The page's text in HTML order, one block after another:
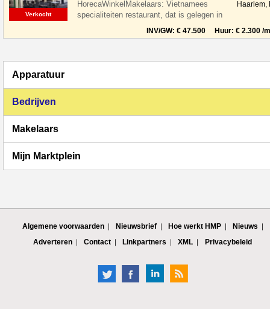
Verkocht
HorecaWinkelMakelaars: Vietnamees
specialiteiten restaurant, dat is gelegen in
de leukste winkelstraat van Haarlem,
Haarlem,
INV/GW: € 47.500 Huur: € 2.300 /
Apparatuur
Bedrijven
Makelaars
Mijn Marktplein
Algemene voorwaarden Nieuwsbrief Hoe werkt HMP
Nieuws
Adverteren
Contact Linkpartners XML Privacybeleid